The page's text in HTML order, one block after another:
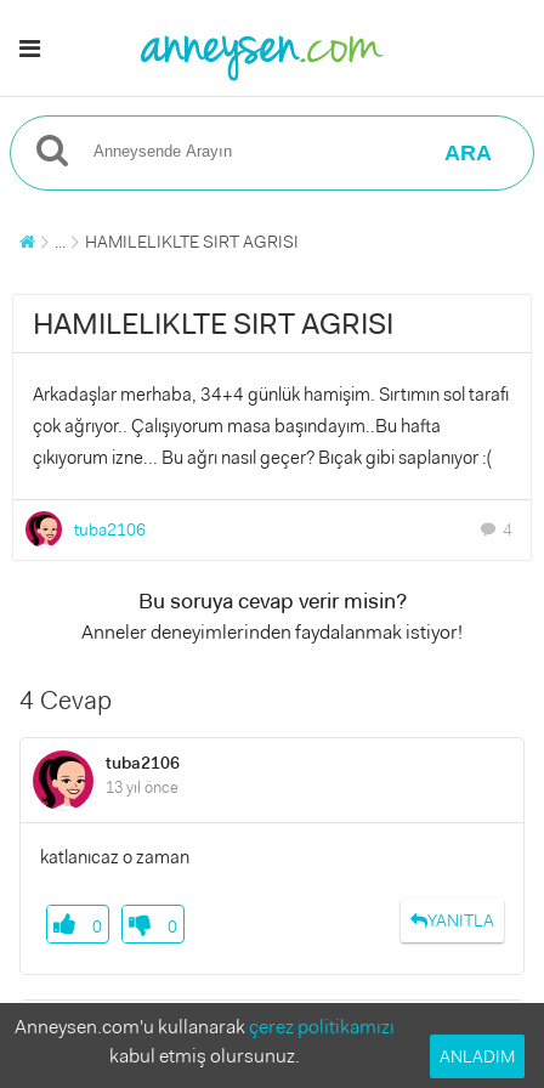
ARA
... HAMILELIKLTE SIRT AGRISI
HAMILELIKLTE SIRT AGRISI
Arkadaşlar merhaba, 34+4 günlük hamişim. Sırtımın sol tarafı
çok ağrıyor.. Çalışıyorum masa başındayım..Bu hafta
çıkıyorum izne... Bu ağrı nasıl geçer? Bıçak gibi saplanıyor :(
tuba2106 chat 4
Bu soruya cevap verir misin?
Anneler deneyimlerinden faydalanmak istiyor!
4 Cevap
tuba2106
13 yıl önce
katlanıcaz o zaman
YANITLA
0 0
nazbb
13 yıl önce
Anneysen.com'u kullanarakçerez politikamızı
kabul etmiş olursunuz.
ANLADIM